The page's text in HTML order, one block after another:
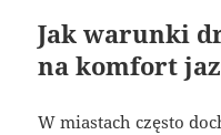
Jak warunki
na komfort
W miastach często